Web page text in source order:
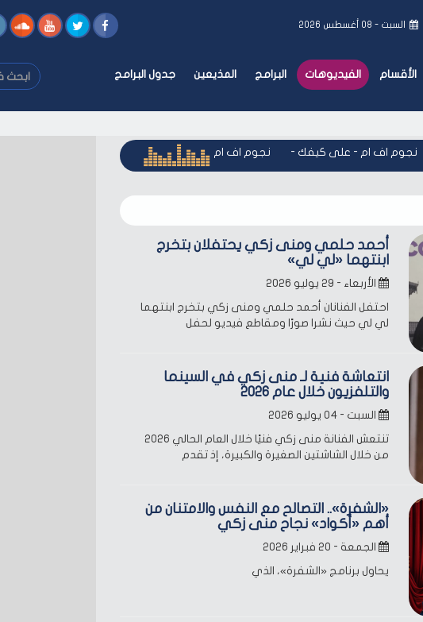
السبت - ٠٨ أغسطس ٢٠٢٦
الأقسام الفيديوهات البرامج المذيعين جدول البرامج
ابحث
فى
فى
-نجوم اف ام - على كيفك - نجوم اف ام - على كيفك نجوم اف ام - على كيفك
أحمد حلمي ومنى زكي يحتفلان بتخرج
ابنتهما «لي لي»
الأربعاء - ٢٩ يوليو ٢٠٢٦
احتفل الفنانان أحمد حلمي ومنى زكي بتخرج ابنتهما
لي لي حيث نشرا صورًا ومقاطع فيديو لحفل
انتعاشة فنية لـ منى زكي في السينما
والتلفزيون خلال عام 2026
السبت - ٠٤ يوليو ٢٠٢٦
تنتعش الفنانة منى زكي فنيًا خلال العام الحالي 2026
من خلال الشاشتين الصغيرة والكبيرة، إذ تقدم
«الشفرة».. التصالح مع النفس والامتنان من
أهم «أكواد» نجاح منى زكي
الجمعة - ٢٠ فبراير ٢٠٢٦
يحاول برنامج «الشفرة»، الذي